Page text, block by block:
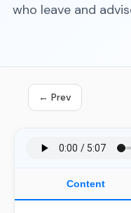
who leave and
← Prev
Content